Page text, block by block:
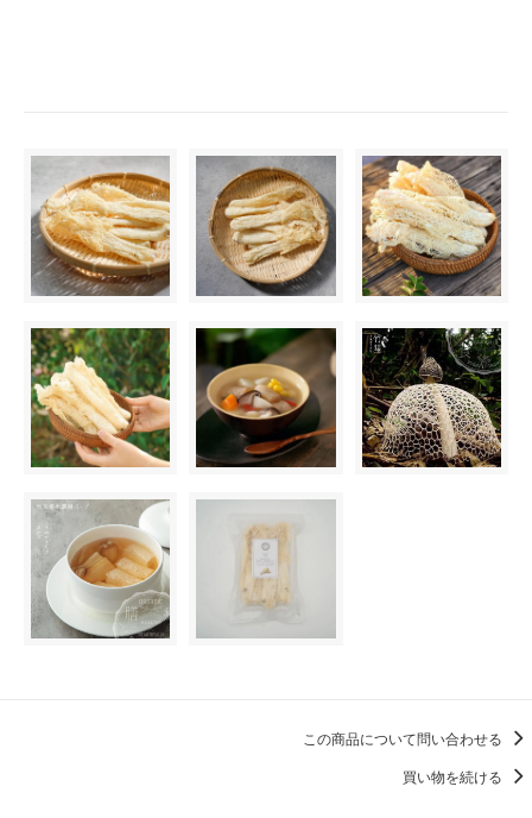
この商品について問い合わせる
買い物を続ける